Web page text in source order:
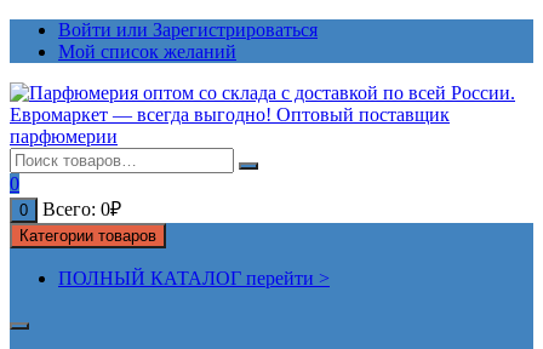
ПерейтиВойти или Зарегистрироваться
Мой список желаний
0
0 Всего: 0₽
Категории товаров
ПОЛНЫЙ КАТАЛОГ перейти >